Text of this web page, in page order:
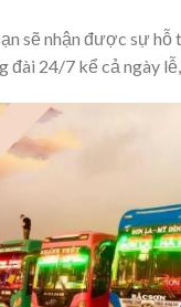
sẽ nhận được sự
đài 24/7 kể cả ngày